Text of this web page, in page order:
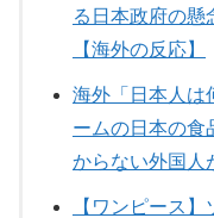
る日本政府の懸
【海外の反応】
海外「日本人は
ームの日本の食
からない外国人
【ワンピース